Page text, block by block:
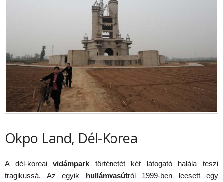
Okpo Land, Dél-Korea
A dél-koreaividámpark történetét két látogató halála teszi
tragikussá. Az egyik hullámvasútról 1999-ben leesett egy